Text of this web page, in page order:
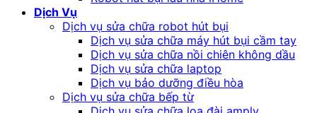
Dịch Vụ
Dịch vụ sửa chữa robot hút bụi
Dịch vụ sửa chữa máy hút bụi cầm tay
Dịch vụ sửa chữa nồi chiên không dầu
Dịch vụ sửa chữa laptop
Dịch vụ bảo dưỡng điều hòa
Dịch vụ sửa chữa bếp từ